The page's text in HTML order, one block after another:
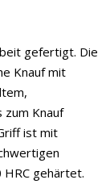
gefertigt. Die
Knauf mit
zum Knauf
ist mit
HRC gehärtet.